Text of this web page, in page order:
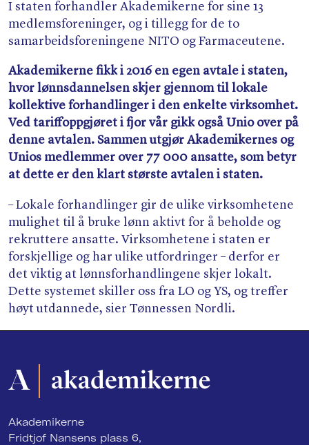
I staten forhandler Akademikerne for sine 13
medlemsforeninger, og i tillegg for de to
samarbeidsforeningene NITO og Farmaceutene.
Akademikerne fikk i 2016 en egen avtale i staten,
hvor lønnsdannelsen skjer gjennom til lokale
kollektive forhandlinger i den enkelte virksomhet.
Ved tariffoppgjøret i fjor vår gikk også Unio over på
denne avtalen. Sammen utgjør Akademikernes og
Unios medlemmer over 77 000 ansatte, som betyr
at dette er den klart største avtalen i staten.
– Lokale forhandlinger gir de ulike virksomhetene
mulighet til å bruke lønn aktivt for å beholde og
rekruttere ansatte. Virksomhetene i staten er
forskjellige og har ulike utfordringer – derfor er
det viktig at lønnsforhandlingene skjer lokalt.
Dette systemet skiller oss fra LO og YS, og treffer
høyt utdannede, sier Tønnessen Nordli.
Akademikerne
Fridtjof Nansens plass 6,